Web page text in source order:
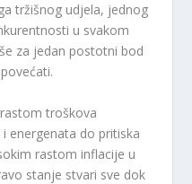
tržišnog udjela, jednog
u svakom
za jedan postotni bod
troškova
energenata do pritiska
rastom inflacije u
stanje stvari sve dok